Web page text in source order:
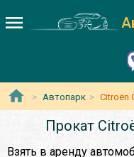
Автопарк Citroën
Прокат
Взять в аренду